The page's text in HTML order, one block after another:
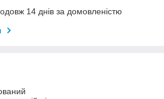
14 днів за домовленістю